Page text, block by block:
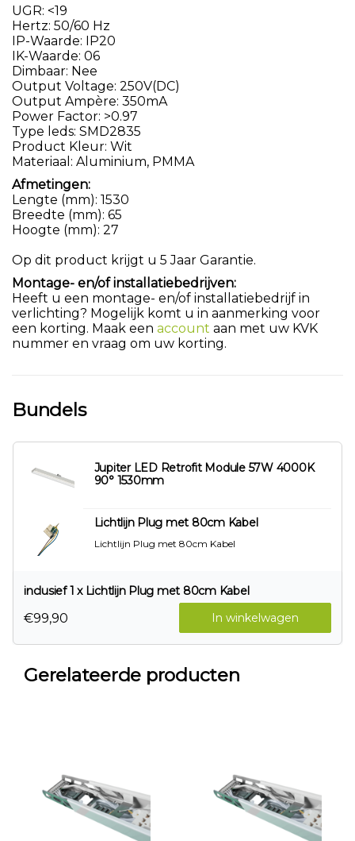
UGR: <19
Hertz: 50/60 Hz
IP-Waarde: IP20
IK-Waarde: 06
Dimbaar: Nee
Output Voltage: 250V(DC)
Output Ampère: 350mA
Power Factor: >0.97
Type leds: SMD2835
Product Kleur: Wit
Materiaal: Aluminium, PMMA
Afmetingen:
Lengte (mm): 1530
Breedte (mm): 65
Hoogte (mm): 27
Op dit product krijgt u 5 Jaar Garantie.
Montage- en/of installatiebedrijven:
Heeft u een montage- en/of installatiebedrijf in
verlichting? Mogelijk komt u in aanmerking voor
een korting. Maak een account aan met uw KVK
nummer en vraag om uw korting.
Bundels
Jupiter LED Retrofit Module 57W 4000K
90° 1530mm
Lichtlijn Plug met 80cm Kabel
Lichtlijn Plug met 80cm Kabel
inclusief 1 x Lichtlijn Plug met 80cm Kabel
In winkelwagen
€99,90
Gerelateerde producten